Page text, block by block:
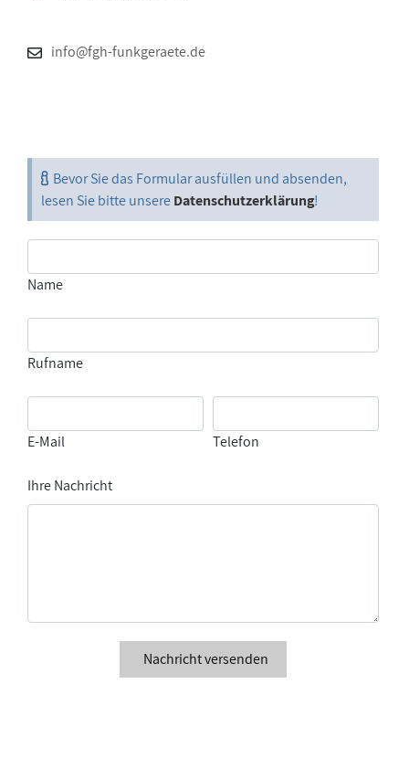
info@fgh-funkgeraete.de
Bevor Sie das Formular ausfüllen und absenden,
lesen Sie bitte unsereDatenschutzerklärung!
Name
Rufname
E-Mail Telefon
Ihre Nachricht
Nachricht versenden